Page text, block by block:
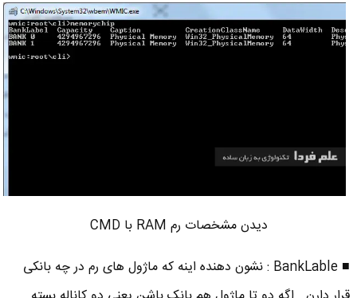
دیدن مشخصات رم RAM با CMD
■ BankLable : نشون دهنده اینه که ماژول های رم در چه بانکی